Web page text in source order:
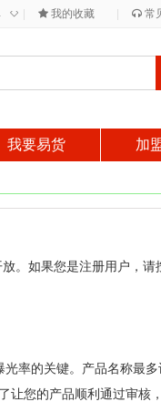
◇ 我的收藏 常
我要易货 加
。如果您是注册用户，
的关键。产品名称最多
您的产品顺利通过审核